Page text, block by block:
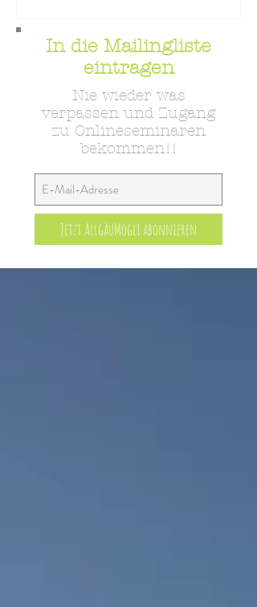
In die Mailingliste
eintragen
Nie wieder was
verpassen und Zugang
zu Onlineseminaren
bekommen!!
Jetzt AllgäuMogli abonnieren